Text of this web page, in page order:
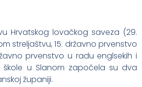
Hrvatskog lovačkog saveza (29.
streljaštvu, 15. državno prvenstvo
prvenstvo u radu englsekih i
u Slanom započela su dva
županiji.